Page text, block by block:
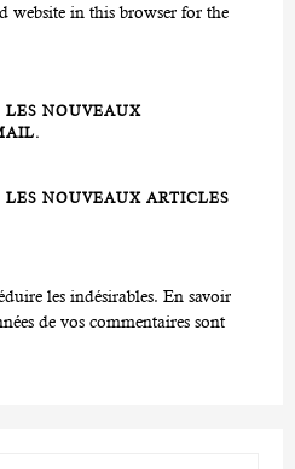
website in this browser for the
LES NOUVEAUX
NOUVEAUX ARTICLES
les indésirables. En savoir
de vos commentaires sont